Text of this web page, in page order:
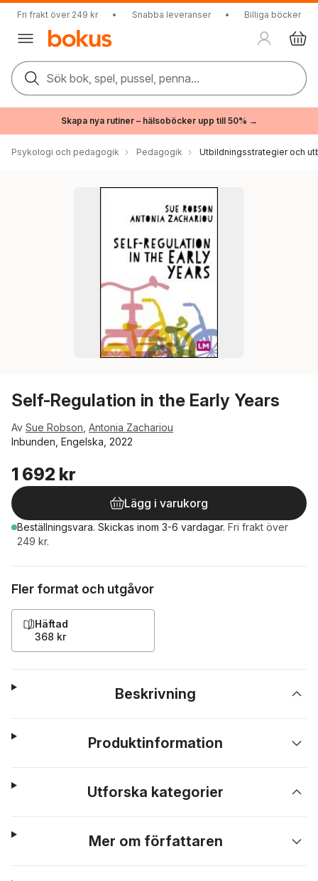
Fri frakt över 249 kr • Snabba leveranser • Billiga böcker
Sök bok, spel, pussel, penna...
Skapa nya rutiner – hälsoböcker upp till 50% →
Psykologi och pedagogik Pedagogik Utbildningsstrategier och
Self-Regulation in the Early Years
Av Sue Robson Antonia Zachariou
Inbunden, Engelska, 2022
1 692 kr
Lägg i varukorg
Beställningsvara. Skickas inom 3-6 vardagar. Fri frakt över
249 kr.
Fler format och utgåvor
Häftad
368 kr
Beskrivning
Produktinformation
Utforska kategorier
Mer om författaren